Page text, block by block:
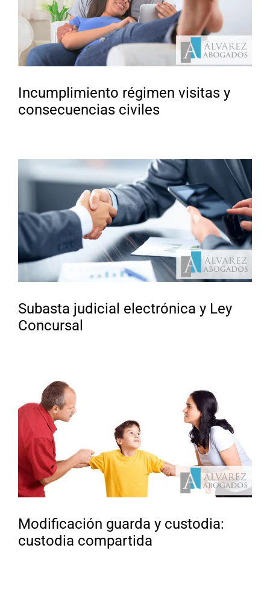
Incumplimiento régimen visitas y
consecuencias civiles
Subasta judicial electrónica y Ley
Concursal
Modificación guarda y custodia:
custodia compartida